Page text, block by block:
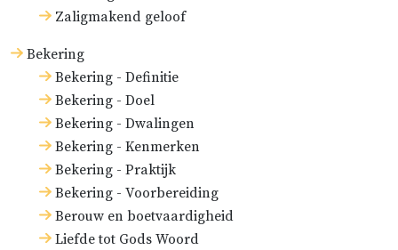
Zaligmakend geloof
Bekering
Bekering - Definitie
Bekering - Doel
Bekering - Dwalingen
Bekering - Kenmerken
Bekering - Praktijk
Bekering - Voorbereiding
Berouw en boetvaardigheid
Liefde tot Gods Woord